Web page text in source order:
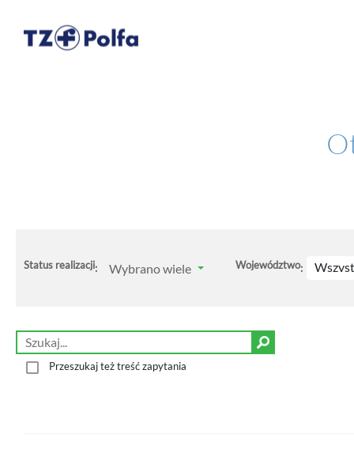
Status realizacji: Wybrano wiele Województwo:
Przeszukaj też treść zapytania